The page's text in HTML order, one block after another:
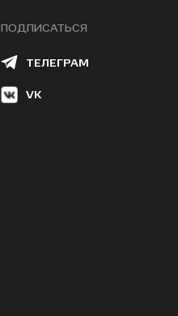
ПОДПИСАТЬСЯ
ТЕЛЕГРАМ
VK